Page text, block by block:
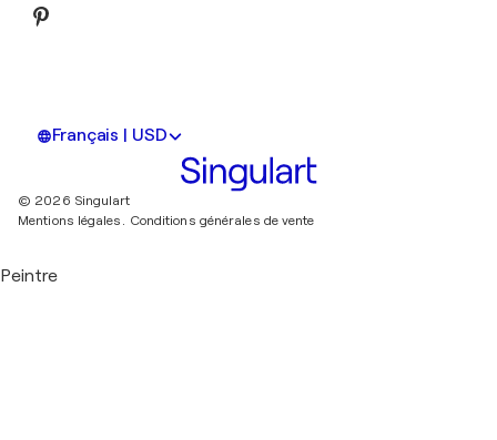
Français | USD
© 2026 Singulart
Mentions légales. Conditions générales de vente
Peintre